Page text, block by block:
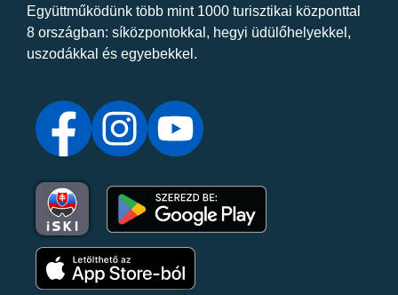
Együttműködünk több mint 1000 turisztikai központtal
8 országban: síközpontokkal, hegyi üdülőhelyekkel,
uszodákkal és egyebekkel.